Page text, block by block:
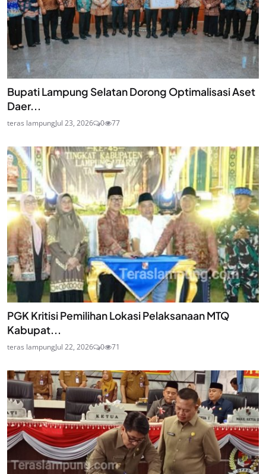
Bupati Lampung Selatan Dorong Optimalisasi Aset
Daer...
teras lampungJul 23, 2026 0 77
PGK Kritisi Pemilihan Lokasi Pelaksanaan MTQ
Kabupat...
teras lampungJul 22, 2026 0 71